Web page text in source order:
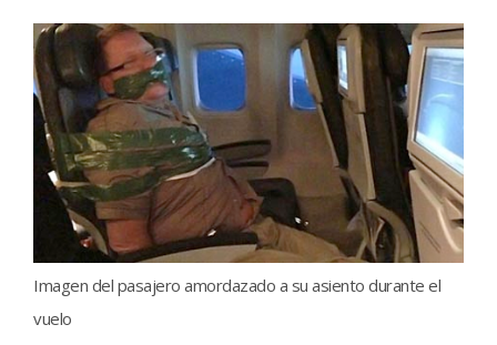
Imagen del pasajero amordazado a su asiento durante el
vuelo